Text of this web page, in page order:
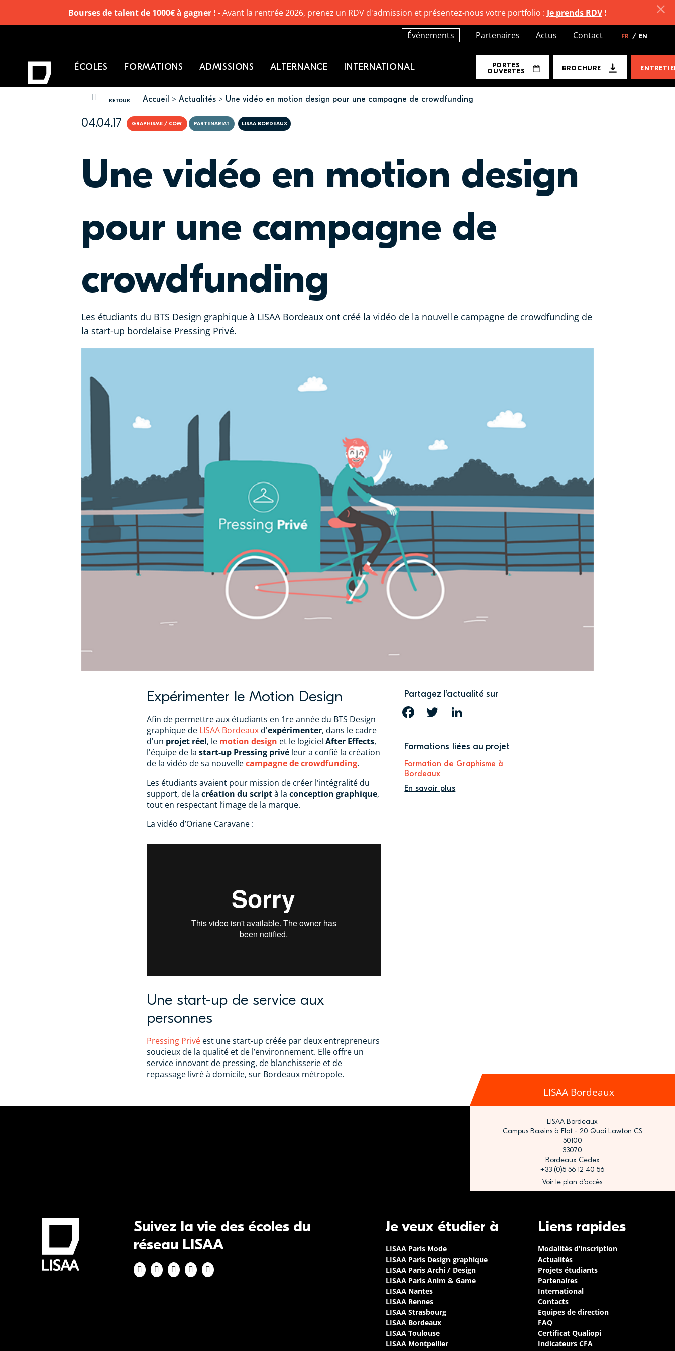
RETOUR
VOUS ÊTES ICI Accueil Actualités Une vidéo en motion design pour une campagne de crowdfunding
04.04.17 GRAPHISME / COM' PARTENARIAT LISAA BORDEAUX
Une vidéo en motion design
pour une campagne de
crowdfunding
Les étudiants du BTS Design graphique à LISAA Bordeaux ont créé la vidéo de la nouvelle campagne de crowdfunding de
la start-up bordelaise Pressing Privé.
Expérimenter le Motion Design
Afin de permettre aux étudiants en 1re année du BTS Design
graphique de LISAA Bordeauxd'expérimenter, dans le cadre
d'un projet réel, le motion design et le logiciel After Effects,
l'équipe de la start-up Pressing privé leur a confié la création
de la vidéo de sa nouvellecampagne de crowdfunding.
Les étudiants avaient pour mission de créer l'intégralité du
support, de la création du scriptà la conception graphique,
tout en respectant l’image de la marque.
La vidéo d’Oriane Caravane :
Une start-up de service aux
personnes
Pressing Privé est une start-up créée par deux entrepreneurs
soucieux de la qualité et de l’environnement. Elle offre un
service innovant de pressing, de blanchisserie et de
repassage livré à domicile, sur Bordeaux métropole.
Partagez l’actualité sur
FACEBOOKTWITTER
Formations liées au projet
Formation de Graphisme à
Bordeaux
En savoir plus
LISAA Bordeaux
LISAA Bordeaux
Campus Bassins à Flot - 20 Quai Lawton CS
50100
33070
Bordeaux Cedex
+33 (0)5 56 12 40 56
Voir le plan d’accès
Événements Partenaires Actus Contact FR / EN
PORTES
OUVERTES
BROCHURE
ÉCOLES FORMATIONS ADMISSIONS ALTERNANCE INTERNATIONAL
Suivez la vie des écoles du
réseau LISAA
Je veux étudier à
LISAA Paris Mode
LISAA Paris Design graphique
LISAA Paris Archi / Design
LISAA Paris Anim & Game
LISAA Nantes
LISAA Rennes
LISAA Strasbourg
LISAA Bordeaux
LISAA Toulouse
LISAA Montpellier
Liens rapides
Modalités d’inscription
Actualités
Projets étudiants
Partenaires
International
Contacts
Equipes de direction
FAQ
Certificat Qualiopi
Indicateurs CFA
Bourses de talent de 1000€ à gagner ! - Avant la rentrée 2026, prenez un RDV d'admission et présentez-nous votre portfolio : Je prends RDV!